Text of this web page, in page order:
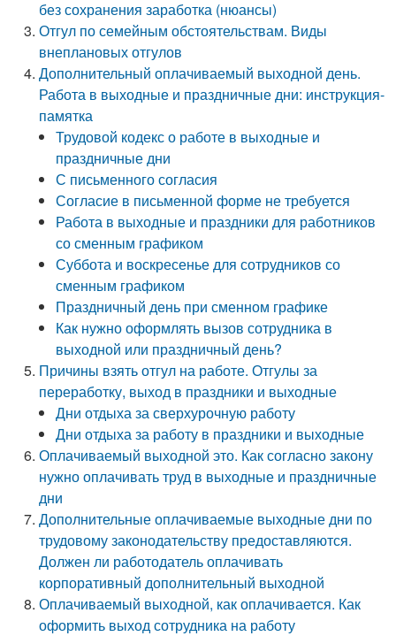
без сохранения заработка (нюансы)
Отгул по семейным обстоятельствам. Виды
внеплановых отгулов
Дополнительный оплачиваемый выходной день.
Работа в выходные и праздничные дни: инструкция-
памятка
Трудовой кодекс о работе в выходные и
праздничные дни
С письменного согласия
Согласие в письменной форме не требуется
Работа в выходные и праздники для работников
со сменным графиком
Суббота и воскресенье для сотрудников со
сменным графиком
Праздничный день при сменном графике
Как нужно оформлять вызов сотрудника в
выходной или праздничный день?
Причины взять отгул на работе. Отгулы за
переработку, выход в праздники и выходные
Дни отдыха за сверхурочную работу
Дни отдыха за работу в праздники и выходные
Оплачиваемый выходной это. Как согласно закону
нужно оплачивать труд в выходные и праздничные
дни
Дополнительные оплачиваемые выходные дни по
трудовому законодательству предоставляются.
Должен ли работодатель оплачивать
корпоративный дополнительный выходной
Оплачиваемый выходной, как оплачивается. Как
оформить выход сотрудника на работу